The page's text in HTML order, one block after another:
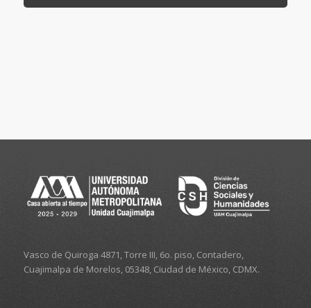
Vasco de Quiroga 4871, Torre III, 6o. piso, Contadero,
Cuajimalpa de Morelos, 05348, Ciudad de México, CDMX.